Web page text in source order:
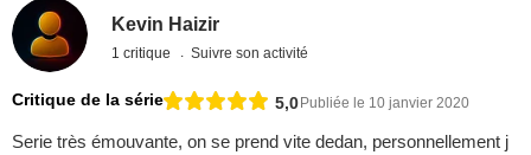
Kevin Haizir
1 critique Suivre son activité
Critique de la série 5,0Publiée le 10 janvier 2020
Serie très émouvante, on se prend vite dedan, personnellement j